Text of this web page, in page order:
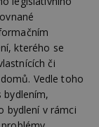
kterého se
či
Vedle toho
bydlením,
bydlení v rámci